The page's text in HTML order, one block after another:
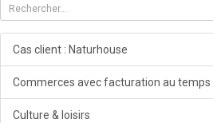
Cas client : Naturhouse
Commerces avec facturation au temps
Culture & loisirs